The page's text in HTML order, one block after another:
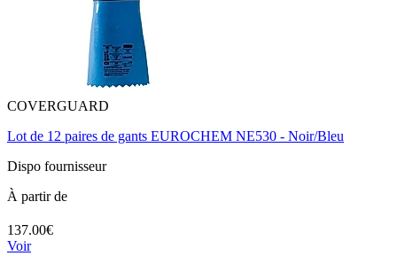
COVERGUARD
Lot de 12 paires de gants EUROCHEM NE530 - Noir/Bleu
Dispo fournisseur
À partir de
137.00€
Voir